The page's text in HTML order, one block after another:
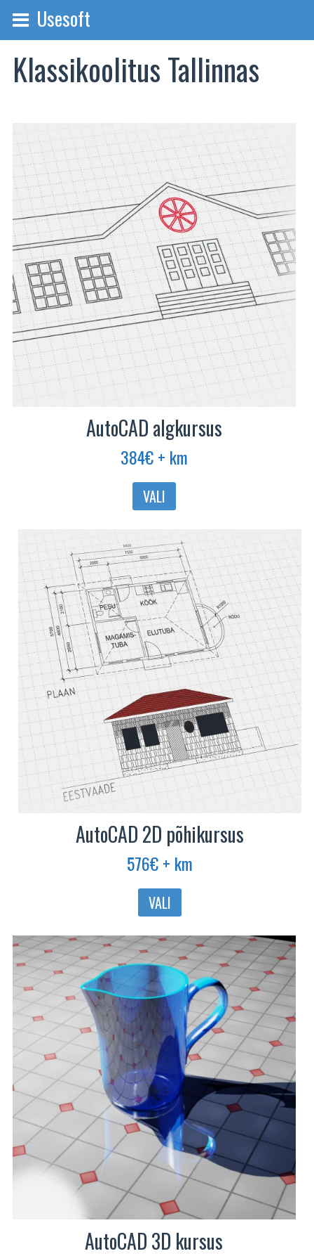
Usesoft
Klassikoolitus Tallinnas
AutoCAD algkursus
384€+ km
VALI
Sellel
mitu
varianti.
Valikuid
saab
teha
tootelehel.
AutoCAD 2D põhikursus
576€+ km
VALI
Sellel
mitu
varianti.
Valikuid
saab
teha
tootelehel.
AutoCAD 3D kursus